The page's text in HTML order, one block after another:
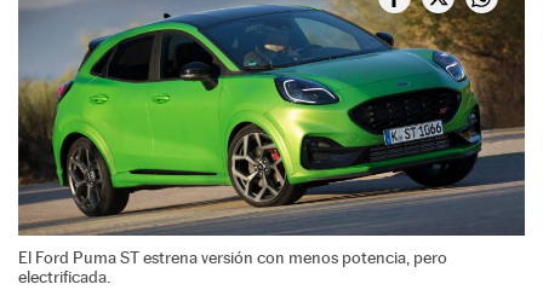
El Ford Puma ST estrena versión con menos potencia, pero
electrificada.